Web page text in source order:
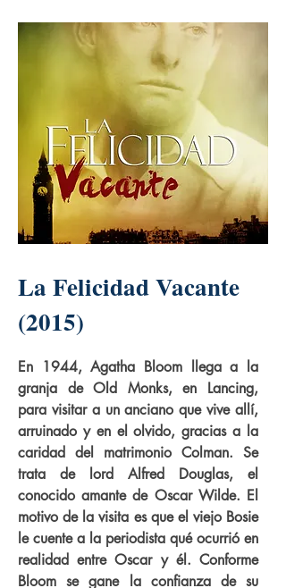
La Felicidad Vacante
(2015)
En 1944, Agatha Bloom llega a la
granja de Old Monks, en Lancing,
para visitar a un anciano que vive allí,
arruinado y en el olvido, gracias a la
caridad del matrimonio Colman. Se
trata de lord Alfred Douglas, el
conocido amante de Oscar Wilde. El
motivo de la visita es que el viejo Bosie
le cuente a la periodista qué ocurrió en
realidad entre Oscar y él. Conforme
Bloom se gane la confianza de su